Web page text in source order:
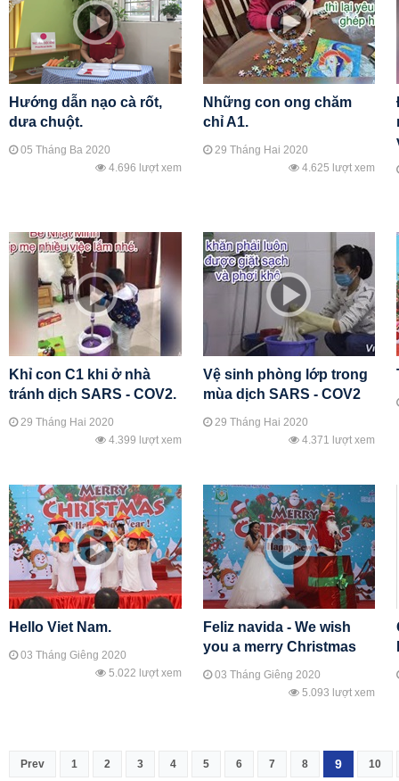
Hướng dẫn nạo cà rốt,
dưa chuột.
05 Tháng Ba 2020
4.696 lượt xem
Những con ong chăm
chỉ A1.
29 Tháng Hai 2020
4.625 lượt xem
Khỉ con C1 khi ở nhà
tránh dịch SARS - COV2.
29 Tháng Hai 2020
4.399 lượt xem
Vệ sinh phòng lớp trong
mùa dịch SARS - COV2
29 Tháng Hai 2020
4.371 lượt xem
Hello Viet Nam.
03 Tháng Giêng 2020
5.022 lượt xem
Feliz navida - We wish
you a merry Christmas
03 Tháng Giêng 2020
5.093 lượt xem
Prev 1 2 3 4 5 6 7 8 9 10